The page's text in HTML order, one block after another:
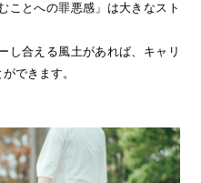
ことへの罪悪感」は大きなスト
し合える風土があれば、キャリ
できます。